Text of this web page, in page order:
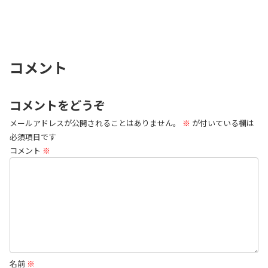
コメント
コメントをどうぞ
メールアドレスが公開されることはありません。 ※ が付いている欄は
必須項目です
コメント ※
名前 ※